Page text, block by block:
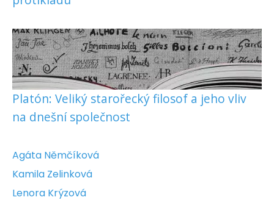
Platón: Veliký starořecký filosof a jeho vliv
na dnešní společnost
Agáta Němčíková
Kamila Zelinková
Lenora Krýzová